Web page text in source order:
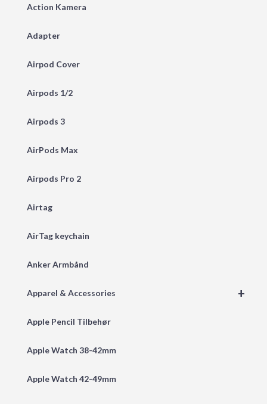
Action Kamera
Adapter
Airpod Cover
Airpods 1/2
Airpods 3
AirPods Max
Airpods Pro 2
Airtag
AirTag keychain
Anker Armbånd
+
Apparel & Accessories
Apple Pencil Tilbehør
Apple Watch 38-42mm
Apple Watch 42-49mm